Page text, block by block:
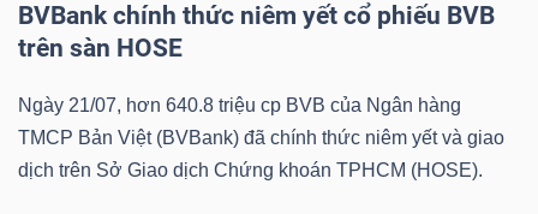
BVBank chính thức niêm yết cổ phiếu BVB
trên sàn HOSE
Ngày 21/07, hơn 640.8 triệu cp BVB của Ngân hàng
TMCP Bản Việt (BVBank) đã chính thức niêm yết và giao
dịch trên Sở Giao dịch Chứng khoán TPHCM (HOSE).
Lãnh
(-)
Tất cả Người nội bộ Người liên quan Cổ đông lớn